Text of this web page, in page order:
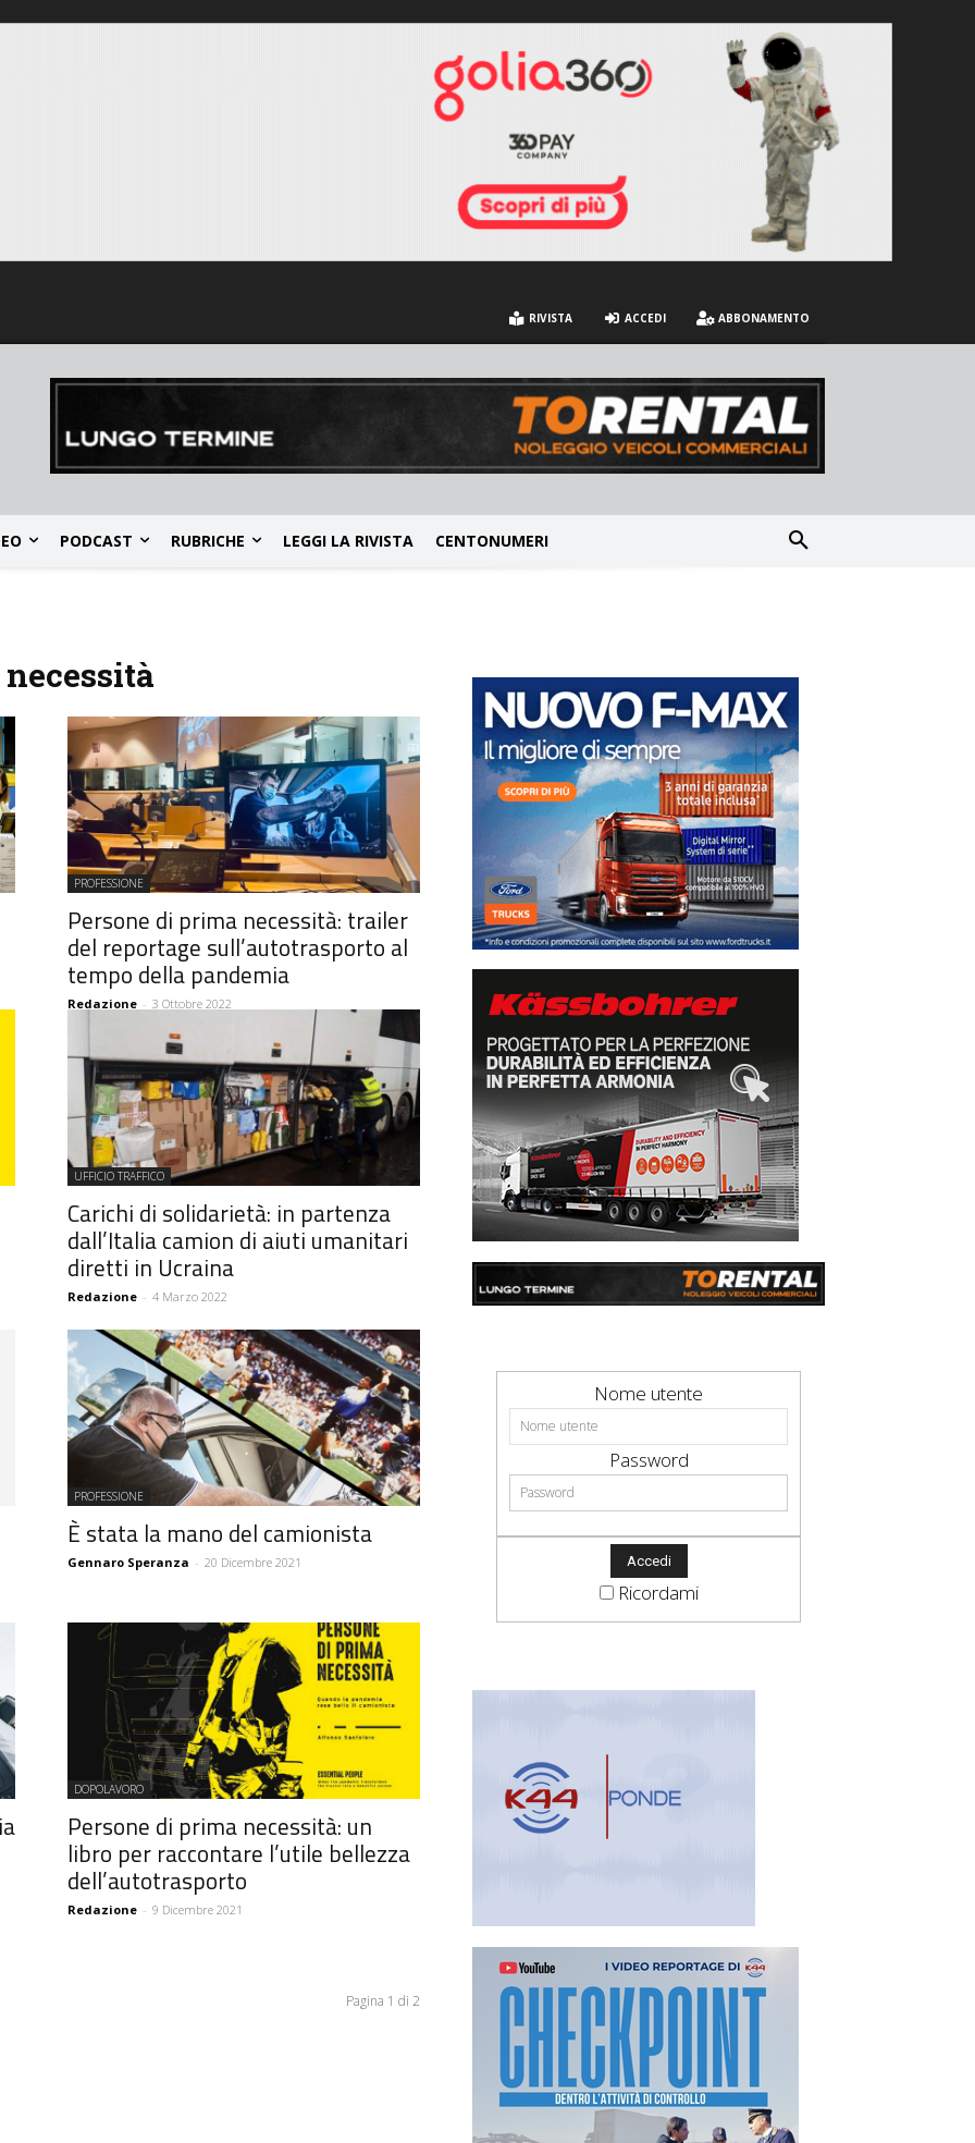
RIVISTA ACCEDI ABBONAMENTO
PODCAST RUBRICHE LEGGI LA RIVISTA CENTONUMERI
PROFESSIONE
Persone di prima necessità: trailer
del reportage sull’autotrasporto al
tempo della pandemia
Redazione - 3 Ottobre 2022
UFFICIO TRAFFICO
Carichi di solidarietà: in partenza
dall’Italia camion di aiuti umanitari
diretti in Ucraina
Redazione - 4 Marzo 2022
PROFESSIONE
È stata la mano del camionista
Gennaro Speranza - 20 Dicembre 2021
DOPOLAVORO
Persone di prima necessità: un
libro per raccontare l’utile bellezza
dell’autotrasporto
Redazione - 9 Dicembre 2021
Pagina 1 di 2
Nome utente
Password
Ricordami